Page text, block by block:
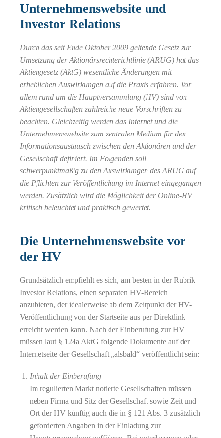
Unternehmenswebsite und
Investor Relations
Durch das seit Ende Oktober 2009 geltende Gesetz zur
Umsetzung der Aktionärsrechterichtlinie (ARUG) hat das
Aktiengesetz (AktG) wesentliche Änderungen mit
erheblichen Auswirkungen auf die Praxis erfahren. Vor
allem rund um die Hauptversammlung (HV) sind von
Aktiengesellschaften zahlreiche neue Vorschriften zu
beachten. Gleichzeitig werden das Internet und die
Unternehmenswebsite zum zentralen Medium für den
Informationsaustausch zwischen den Aktionären und der
Gesellschaft definiert. Im Folgenden soll
schwerpunktmäßig zu den Auswirkungen des ARUG auf
die Pflichten zur Veröffentlichung im Internet eingegangen
werden. Zusätzlich wird die Möglichkeit der Online-HV
kritisch beleuchtet und praktisch gewertet.
Die Unternehmenswebsite vor
der HV
Grundsätzlich empfiehlt es sich, am besten in der Rubrik
Investor Relations, einen separaten HV-Bereich
anzubieten, der idealerweise ab dem Zeitpunkt der HV-
Veröffentlichung von der Startseite aus per Direktlink
erreicht werden kann. Nach der Einberufung zur HV
müssen laut § 124a AktG folgende Dokumente auf der
Internetseite der Gesellschaft „alsbald“ veröffentlicht sein:
Inhalt der Einberufung
Im regulierten Markt notierte Gesellschaften müssen
neben Firma und Sitz der Gesellschaft sowie Zeit und
Ort der HV künftig auch die in § 121 Abs. 3 zusätzlich
geforderten Angaben in der Einladung zur